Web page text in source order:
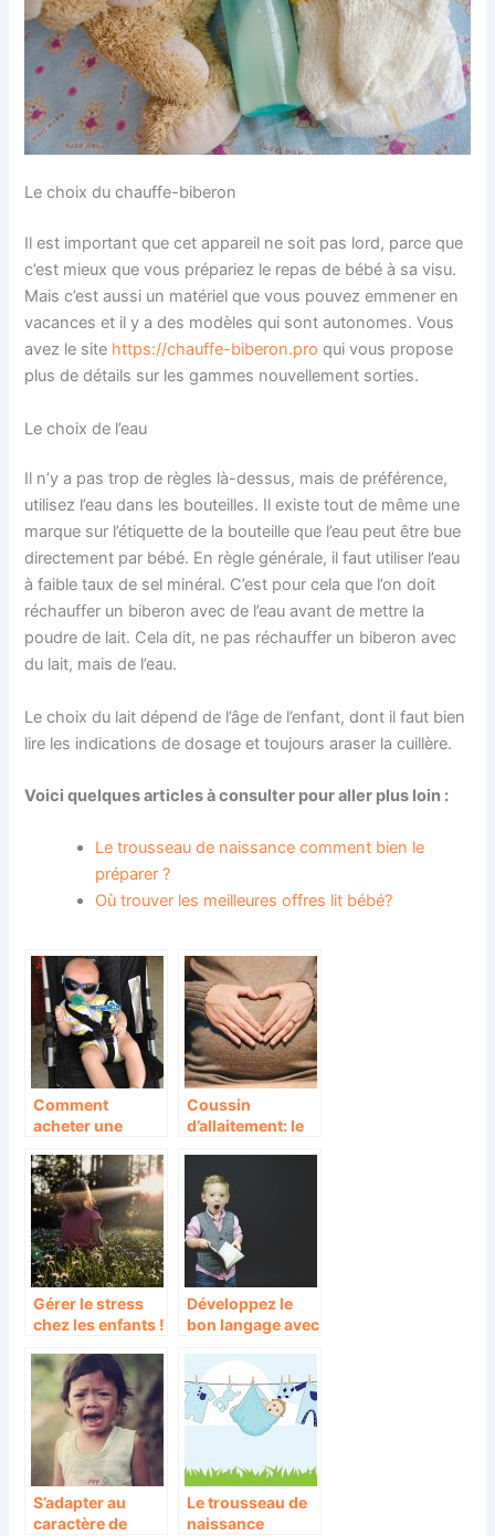
Le choix du chauffe-biberon
Il est important que cet appareil ne soit pas lord, parce que
c’est mieux que vous prépariez le repas de bébé à sa visu.
Mais c’est aussi un matériel que vous pouvez emmener en
vacances et il y a des modèles qui sont autonomes. Vous
avez le site https://chauffe-biberon.pro qui vous propose
plus de détails sur les gammes nouvellement sorties.
Le choix de l’eau
Il n’y a pas trop de règles là-dessus, mais de préférence,
utilisez l’eau dans les bouteilles. Il existe tout de même une
marque sur l’étiquette de la bouteille que l’eau peut être bue
directement par bébé. En règle générale, il faut utiliser l’eau
à faible taux de sel minéral. C’est pour cela que l’on doit
réchauffer un biberon avec de l’eau avant de mettre la
poudre de lait. Cela dit, ne pas réchauffer un biberon avec
du lait, mais de l’eau.
Le choix du lait dépend de l’âge de l’enfant, dont il faut bien
lire les indications de dosage et toujours araser la cuillère.
Voici quelques articles à consulter pour aller plus loin :
Le trousseau de naissance comment bien le
préparer ?
Où trouver les meilleures offres lit bébé?
Comment
acheter une
bébé : Votre
poussette sur
nomaya
Coussin
d’allaitement: le
enceintes et
allaitantes
Gérer le stress
chez les enfants !
Développez le
bon langage avec
S’adapter au
caractère de
Le trousseau de
naissance